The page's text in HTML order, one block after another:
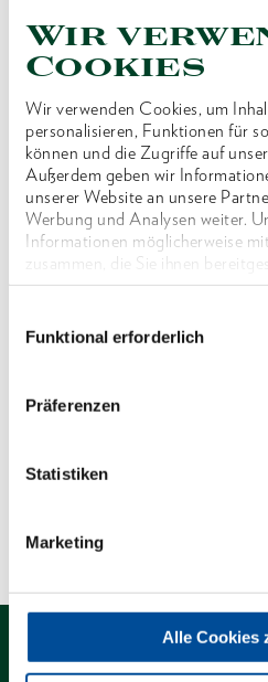
Wir
Cookies
Wir verwenden Cookies, um
personalisieren, Funktionen für
können und die Zugriffe auf
Außerdem geben wir
unserer Website an unsere
Werbung und Analysen weiter.
Informationen möglicherweise
zusammen, die Sie ihnen
Rahmen Ihrer Nutzung der
Funktional erforderlich
Präferenzen
Statistiken
Marketing
Alle Cookies
Produktlinie
Produktbeschreibung
Ausführung nach DIN 896,
1085
Mit Hohlschaft, aus
gehärtet, aus Werkstoff
Mit Bohrung für Drehstifte
RS (bitte separat